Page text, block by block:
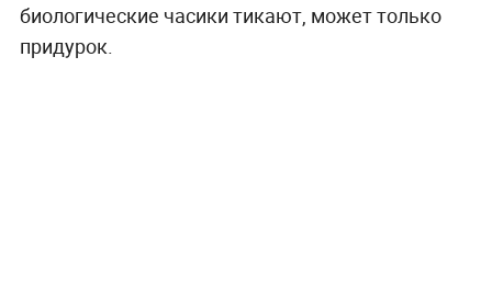
биологические часики тикают, может только
придурок.